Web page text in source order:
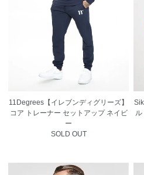
11Degrees【イレブンディグリーズ】
コア トレーナー セットアップ ネイビ
ー
SOLD OUT